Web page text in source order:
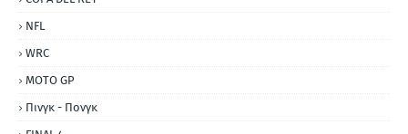
NFL
WRC
MOTO GP
Πινγκ - Πονγκ